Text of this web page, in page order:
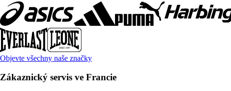
Objevte všechny naše značky
Zákaznický servis ve Francie